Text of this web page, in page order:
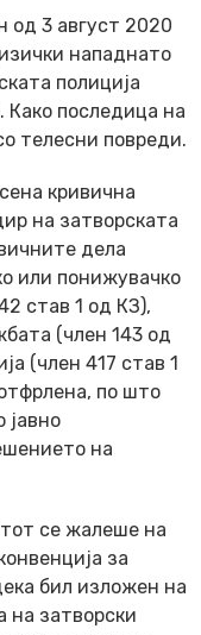
од 3 август 2020
нападнато
полиција
последица на
телесни повреди.
кривична
на затворската
дела
или понижувачко
став 1 од КЗ),
(член 143 од
(член 417 став 1
по што
на
се жалеше на
за
бил изложен на
на затворски